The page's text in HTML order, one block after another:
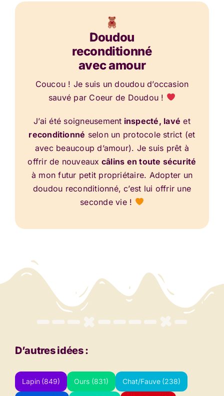
Doudou
reconditionné
avec amour
Coucou ! Je suis un doudou d’occasion
sauvé par Coeur de Doudou !
J’ai été soigneusement inspecté, lavé et
reconditionné selon un protocole strict (et
avec beaucoup d’amour). Je suis prêt à
offrir de nouveaux câlins en toute sécurité
à mon futur petit propriétaire. Adopter un
doudou reconditionné, c’est lui offrir une
seconde vie !
D’autres idées :
Lapin (849) Ours (831) Chat/Fauve (238)